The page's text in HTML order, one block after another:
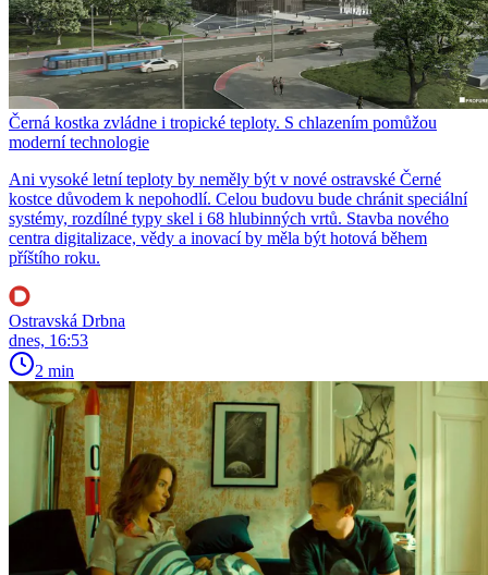
Černá kostka zvládne i tropické teploty. S chlazením pomůžou
moderní technologie
Ani vysoké letní teploty by neměly být v nové ostravské Černé
kostce důvodem k nepohodlí. Celou budovu bude chránit speciální
systémy, rozdílné typy skel i 68 hlubinných vrtů. Stavba nového
centra digitalizace, vědy a inovací by měla být hotová během
příštího roku.
Ostravská Drbna
dnes, 16:53
2 min